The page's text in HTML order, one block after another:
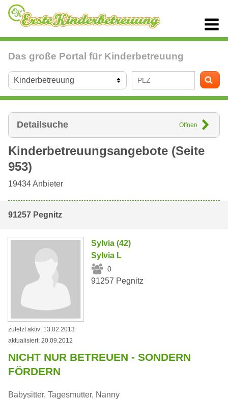
Das große Portal für Kinderbetreuung
Detailsuche Öffnen
Kinderbetreuungsangebote (Seite
953)
19434Anbieter
91257 Pegnitz
Sylvia (42)
Sylvia L
0
91257 Pegnitz
zuletzt aktiv: 13.02.2013
aktualisiert: 20.09.2012
NICHT NUR BETREUEN - SONDERN
FÖRDERN
Babysitter, Tagesmutter, Nanny